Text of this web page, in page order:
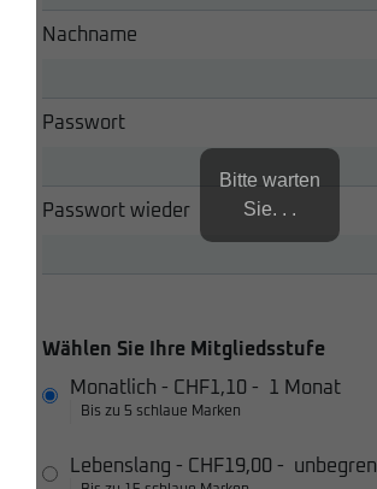
Nachname
Passwort
Passwort wieder
Wählen Sie Ihre Mitgliedsstufe
Monatlich - CHF1,10 - 1 Monat
Bis zu 5 schlaue Marken
Lebenslang - CHF19,00 -
Bitte warten
Sie. . .